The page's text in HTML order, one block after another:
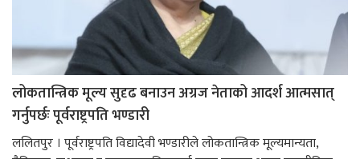
लोकतान्त्रिक मूल्य सुदृढ बनाउन अग्रज नेताको आदर्श आत्मसात्
गर्नुपर्छः पूर्वराष्ट्रपति भण्डारी
ललितपुर । पूर्वराष्ट्रपति विद्यादेवी भण्डारीले लोकतान्त्रिक मूल्यमान्यता,